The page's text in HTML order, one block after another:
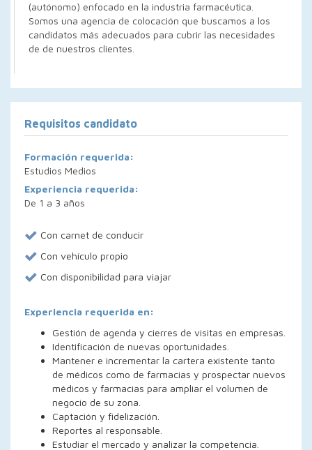
(autónomo) enfocado en la industria farmacéutica.
Somos una agencia de colocación que buscamos a los
candidatos más adecuados para cubrir las necesidades
de de nuestros clientes.
Requisitos candidato
Formación requerida:
Estudios Medios
Experiencia requerida:
De 1 a 3 años
Con carnet de conducir
Con vehículo propio
Con disponibilidad para viajar
Experiencia requerida en:
Gestión de agenda y cierres de visitas en empresas.
Identificación de nuevas oportunidades.
Mantener e incrementar la cartera existente tanto
de médicos como de farmacias y prospectar nuevos
médicos y farmacias para ampliar el volumen de
negocio de su zona.
Captación y fidelización.
Reportes al responsable.
Estudiar el mercado y analizar la competencia.